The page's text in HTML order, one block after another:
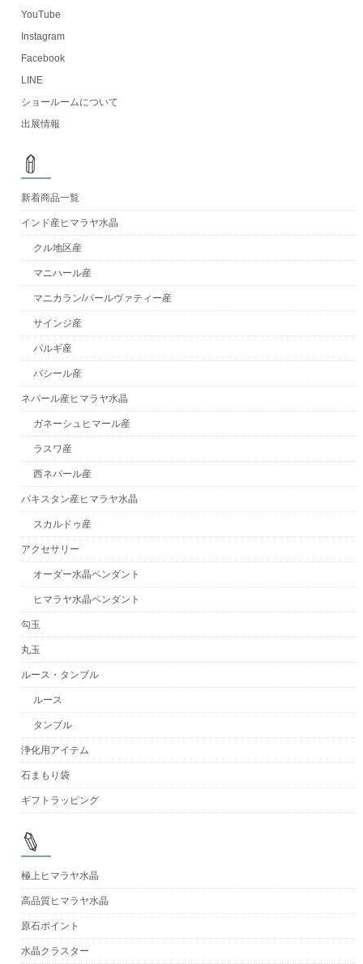
YouTube
Instagram
Facebook
LINE
ショールームについて
出展情報
新着商品一覧
インド産ヒマラヤ水晶
クル地区産
マニハール産
マニカラン/パールヴァティー産
サインジ産
パルギ産
バシール産
ネパール産ヒマラヤ水晶
ガネーシュヒマール産
ラスワ産
西ネパール産
パキスタン産ヒマラヤ水晶
スカルドゥ産
アクセサリー
オーダー水晶ペンダント
ヒマラヤ水晶ペンダント
勾玉
丸玉
ルース・タンブル
ルース
タンブル
浄化用アイテム
石まもり袋
ギフトラッピング
極上ヒマラヤ水晶
高品質ヒマラヤ水晶
原石ポイント
水晶クラスター